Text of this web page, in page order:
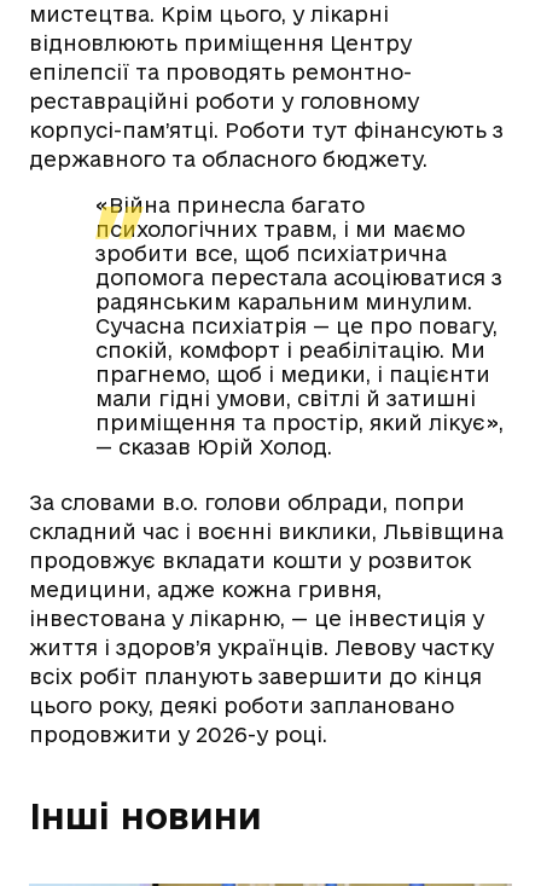
мистецтва. Крім цього, у лікарні
відновлюють приміщення Центру
епілепсії та проводять ремонтно-
реставраційні роботи у головному
корпусі-пам’ятці. Роботи тут фінансують з
державного та обласного бюджету.
«Війна принесла багато
психологічних травм, і ми маємо
зробити все, щоб психіатрична
допомога перестала асоціюватися з
радянським каральним минулим.
Сучасна психіатрія — це про повагу,
спокій, комфорт і реабілітацію. Ми
прагнемо, щоб і медики, і пацієнти
мали гідні умови, світлі й затишні
приміщення та простір, який лікує»,
— сказав Юрій Холод.
За словами в.о. голови облради, попри
складний час і воєнні виклики, Львівщина
продовжує вкладати кошти у розвиток
медицини, адже кожна гривня,
інвестована у лікарню, — це інвестиція у
життя і здоров’я українців. Левову частку
всіх робіт планують завершити до кінця
цього року, деякі роботи заплановано
продовжити у 2026-у році.
Інші новини